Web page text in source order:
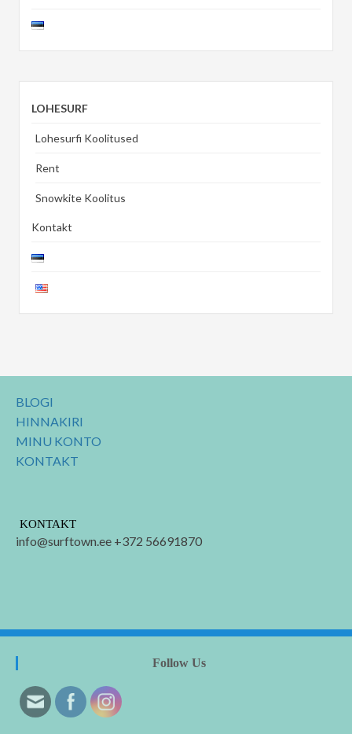
LOHESURF
Lohesurfi Koolitused
Rent
Snowkite Koolitus
Kontakt
BLOGI
HINNAKIRI
MINU KONTO
KONTAKT
KONTAKT
info@surftown.ee +372 56691870
Follow Us